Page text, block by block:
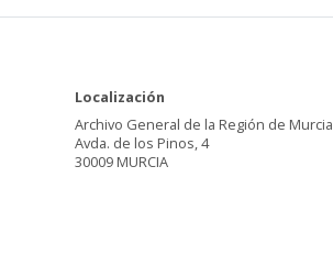
Localización
Archivo General de la Región de Murcia
Avda. de los Pinos, 4
30009 MURCIA